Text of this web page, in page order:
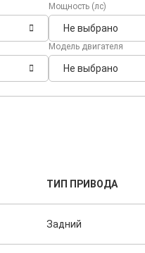
Мощность (лс)
Не выбрано
Модель двигателя
Не выбрано
ТИП ПРИВОДА
Задний